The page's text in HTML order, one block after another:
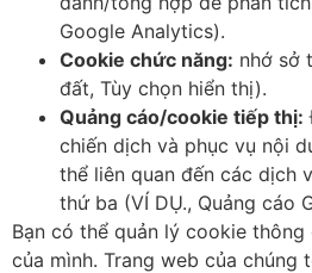
Google Analytics).
Cookie chức năng: nhớ sở
đất, Tùy chọn hiển thị).
Quảng cáo/cookie tiếp thị:
chiến dịch và phục vụ nội
thể liên quan đến các dịch
thứ ba (VÍ DỤ., Quảng cáo
Bạn có thể quản lý cookie
của mình. Trang web của